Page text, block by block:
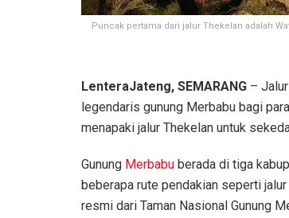
Puncak pertama dari jalur Thekelan adalah
LenteraJateng, SEMARANG –
legendaris gunung Merbabu bagi
menapaki jalur Thekelan untuk
Gunung Merbabu berada di tiga
beberapa rute pendakian seperti
resmi dari Taman Nasional Gunung